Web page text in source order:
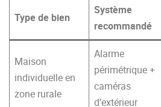
Type de bien
Système
recommandé
Maison
individuelle en
zone rurale
Alarme
périmétrique +
caméras
d’extérieur